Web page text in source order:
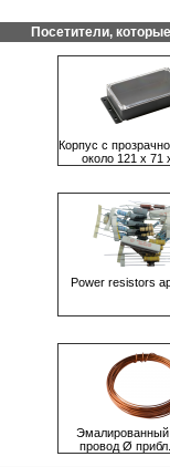
Посетители,
Корпус с
около 121 х 71
Power resistors
провод Ø